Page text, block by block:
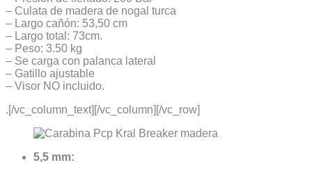
– Culata de madera de nogal turca
– Largo cañón: 53,50 cm
– Largo total: 73cm.
– Peso: 3.50 kg
– Se carga con palanca lateral
– Gatillo ajustable
– Visor NO incluido.
.[/vc_column_text][/vc_column][/vc_row]
5,5 mm: